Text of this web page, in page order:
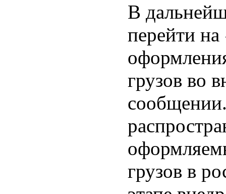
В
перейти
грузов во
грузов в